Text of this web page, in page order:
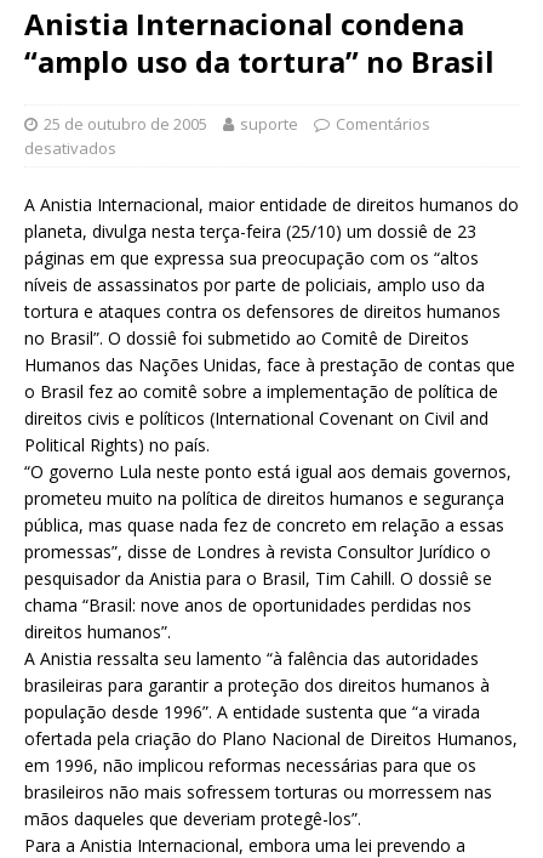
Anistia Internacional condena
“amplo uso da tortura” no Brasil
25 de outubro de 2005 suporte
Comentários
desativados
A Anistia Internacional, maior entidade de direitos humanos do
planeta, divulga nesta terça-feira (25/10) um dossiê de 23
páginas em que expressa sua preocupação com os “altos
níveis de assassinatos por parte de policiais, amplo uso da
tortura e ataques contra os defensores de direitos humanos
no Brasil”. O dossiê foi submetido ao Comitê de Direitos
Humanos das Nações Unidas, face à prestação de contas que
o Brasil fez ao comitê sobre a implementação de política de
direitos civis e políticos (International Covenant on Civil and
Political Rights) no país.
“O governo Lula neste ponto está igual aos demais governos,
prometeu muito na política de direitos humanos e segurança
pública, mas quase nada fez de concreto em relação a essas
promessas”, disse de Londres à revista Consultor Jurídico o
pesquisador da Anistia para o Brasil, Tim Cahill. O dossiê se
chama “Brasil: nove anos de oportunidades perdidas nos
direitos humanos”.
A Anistia ressalta seu lamento “à falência das autoridades
brasileiras para garantir a proteção dos direitos humanos à
população desde 1996”. A entidade sustenta que “a virada
ofertada pela criação do Plano Nacional de Direitos Humanos,
em 1996, não implicou reformas necessárias para que os
brasileiros não mais sofressem torturas ou morressem nas
mãos daqueles que deveriam protegê-los”.
Para a Anistia Internacional, embora uma lei prevendo a